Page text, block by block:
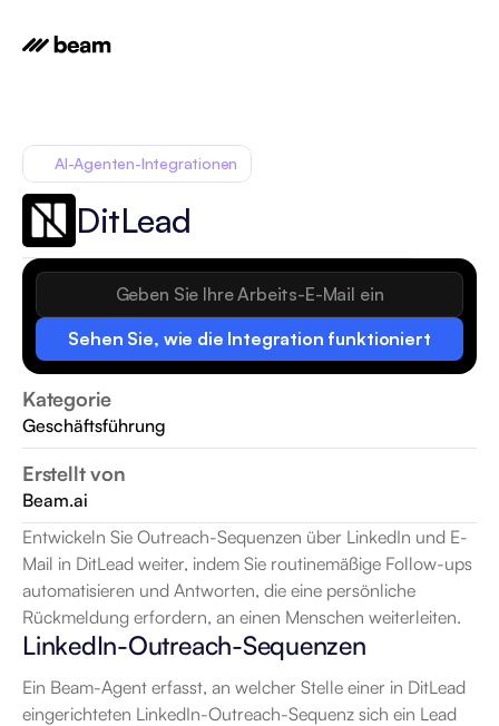
Sehen Sie, wie die Integration funktioniert
Kategorie
Geschäftsführung
Erstellt von
Beam.ai
AI-Agenten-Integrationen
DitLead
Entwickeln Sie Outreach-Sequenzen über LinkedIn und E-
Mail in DitLead weiter, indem Sie routinemäßige Follow-ups
automatisieren und Antworten, die eine persönliche
Rückmeldung erfordern, an einen Menschen weiterleiten.
LinkedIn-Outreach-Sequenzen
Ein Beam-Agent erfasst, an welcher Stelle einer in DitLead
eingerichteten LinkedIn-Outreach-Sequenz sich ein Lead